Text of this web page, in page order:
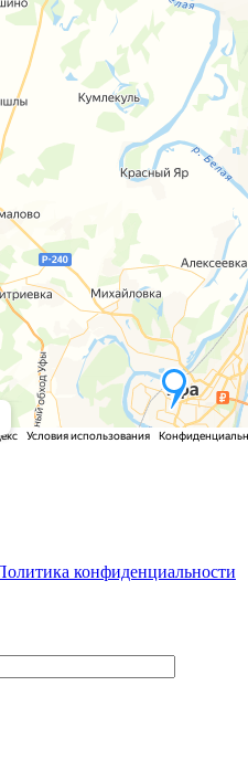
конфиденциальности